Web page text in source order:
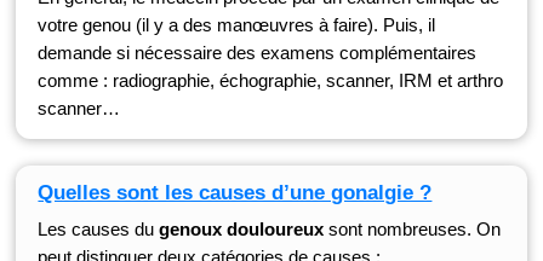
votre genou (il y a des manœuvres à faire). Puis, il
demande si nécessaire des examens complémentaires
comme : radiographie, échographie, scanner, IRM et arthro
scanner…
Quelles sont les causes d’une gonalgie ?
Les causes dugenoux douloureux sont nombreuses. On
peut distinguer deux catégories de causes :